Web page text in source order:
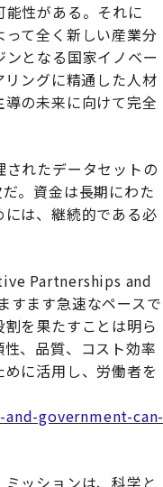
性がある。それに
て全く新しい産業分
となる国家イノベー
ングに精通した人材
の未来に向けて完全
れたデータセットの
。資金は長期にわた
は、継続的である必
Partnerships and
ます急速なペースで
を果たすことは明ら
、品質、コスト効率
に活用し、労働者を
government-can-